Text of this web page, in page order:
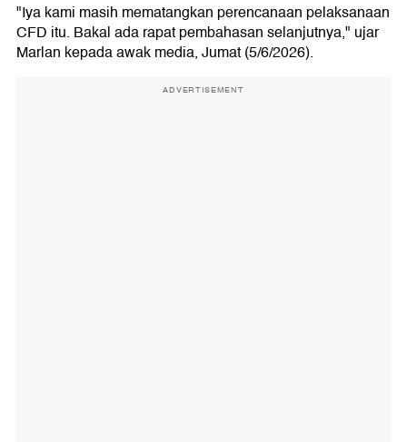
"Iya kami masih mematangkan perencanaan pelaksanaan
CFD itu. Bakal ada rapat pembahasan selanjutnya," ujar
Marlan kepada awak media, Jumat (5/6/2026).
ADVERTISEMENT